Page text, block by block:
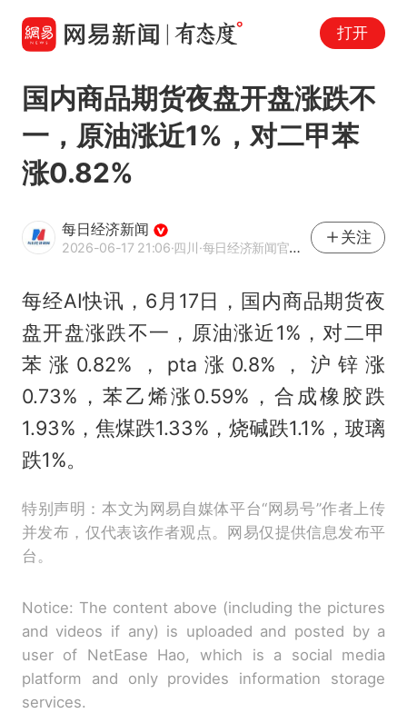
打开
国内商品期货夜盘开盘涨跌不
一，原油涨近1%，对二甲苯
涨0.82%
每日经济新闻
2026-06-17 21:06·四川·每日经济新闻官方网易号
关注
每经AI快讯，6月17日，国内商品期货夜
盘开盘涨跌不一，原油涨近1%，对二甲
苯涨0.82%，pta涨0.8%，沪锌涨
0.73%，苯乙烯涨0.59%，合成橡胶跌
1.93%，焦煤跌1.33%，烧碱跌1.1%，玻璃
跌1%。
特别声明：本文为网易自媒体平台“网易号”作者上传
并发布，仅代表该作者观点。网易仅提供信息发布平
台。
Notice: The content above (including the pictures
and videos if any) is uploaded and posted by a
user of NetEase Hao, which is a social media
platform and only provides information storage
services.